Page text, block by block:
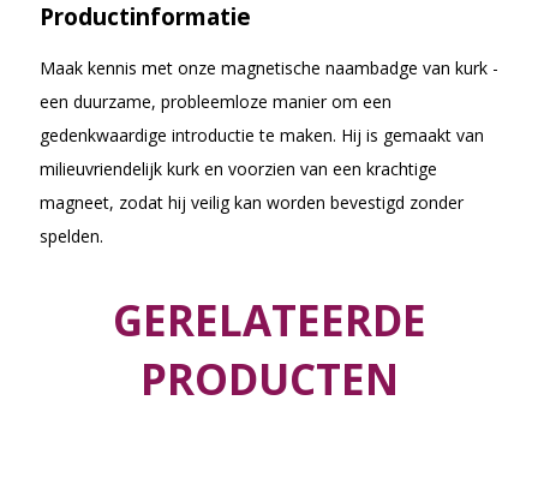
Productinformatie
Maak kennis met onze magnetische naambadge van kurk -
een duurzame, probleemloze manier om een
gedenkwaardige introductie te maken. Hij is gemaakt van
milieuvriendelijk kurk en voorzien van een krachtige
magneet, zodat hij veilig kan worden bevestigd zonder
spelden.
GERELATEERDE
PRODUCTEN